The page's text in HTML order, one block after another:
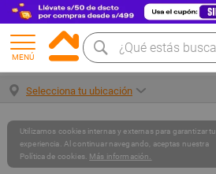
MENÚ
Selecciona tu ubicación
Utilizamos cookies internas y externas para garantizar tu
experiencia. Al continuar navegando, aceptas nuestra
Política de cookies. Más información.